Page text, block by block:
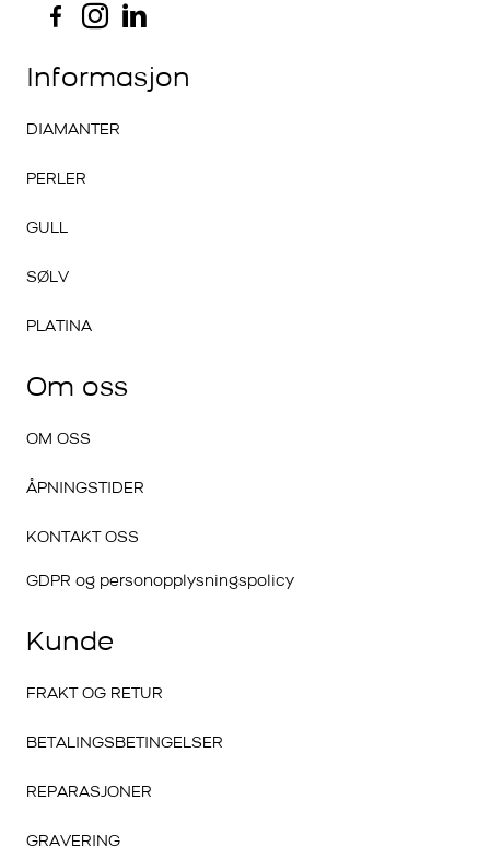
Informasjon
DIAMANTER
PERLER
GULL
SØLV
PLATINA
Om oss
OM OSS
ÅPNINGSTIDER
KONTAKT OSS
GDPR og personopplysningspolicy
Kunde
FRAKT OG RETUR
BETALINGSBETINGELSER
REPARASJONER
GRAVERING